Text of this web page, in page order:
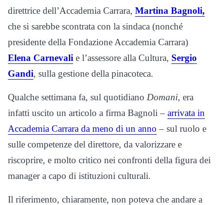
direttrice dell’Accademia Carrara, Martina Bagnoli,
che si sarebbe scontrata con la sindaca (nonché
presidente della Fondazione Accademia Carrara)
Elena Carnevali e l’assessore alla Cultura, Sergio
Gandi, sulla gestione della pinacoteca.
Qualche settimana fa, sul quotidiano Domani, era
infatti uscito un articolo a firma Bagnoli – arrivata in
Accademia Carrara da meno di un anno – sul ruolo e
sulle competenze del direttore, da valorizzare e
riscoprire, e molto critico nei confronti della figura dei
manager a capo di istituzioni culturali.
Il riferimento, chiaramente, non poteva che andare a